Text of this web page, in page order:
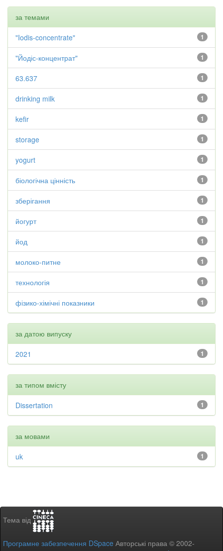
за темами
1
"Iodis-concentrate"
1
"Йодіс-концентрат"
1
63.637
1
drinking milk
1
kefir
1
storage
1
yogurt
1
біологічна цінність
1
зберігання
1
йогурт
1
йод
1
молоко-питне
1
технологія
1
фізико-хімічні показники
за датою випуску
1
2021
за типом вмісту
1
Dissertation
за мовами
1
uk
Тема від
Програмне забезпечення DSpace Авторські права © 2002-